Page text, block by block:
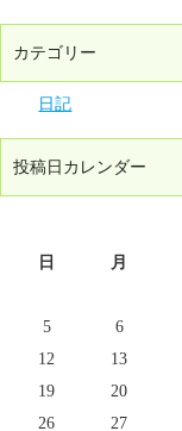
カテゴリー
日記
投稿日カレンダー
日 月
5
6
12
13
19
20
26
27